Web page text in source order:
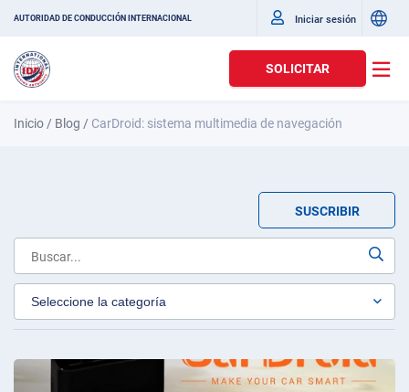
AUTORIDAD DE CONDUCCIÓN INTERNACIONAL Iniciar sesión
SOLICITAR
Inicio / Blog / CarDroid: sistema multimedia de navegación
SUSCRIBIR